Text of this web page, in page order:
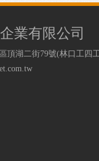
業有限公司
頂湖二街79號(林口工四